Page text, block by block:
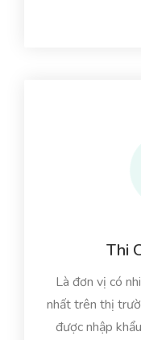
Thi
Là đơn vị có
nhất trên thị
được nhập